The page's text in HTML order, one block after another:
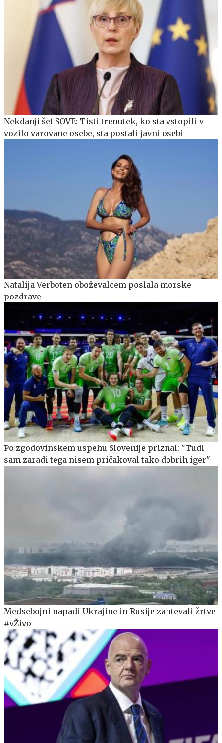
Nekdanji šef SOVE: Tisti trenutek, ko sta vstopili v
vozilo varovane osebe, sta postali javni osebi
Natalija Verboten oboževalcem poslala morske
pozdrave
Po zgodovinskem uspehu Slovenije priznal: "Tudi
sam zaradi tega nisem pričakoval tako dobrih iger"
Medsebojni napadi Ukrajine in Rusije zahtevali žrtve
#vŽivo